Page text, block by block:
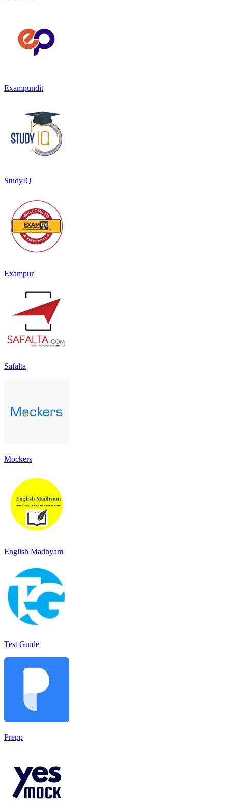
Exampundit
StudyIQ
Exampur
Safalta
Mockers
English Madhyam
Test Guide
Prepp